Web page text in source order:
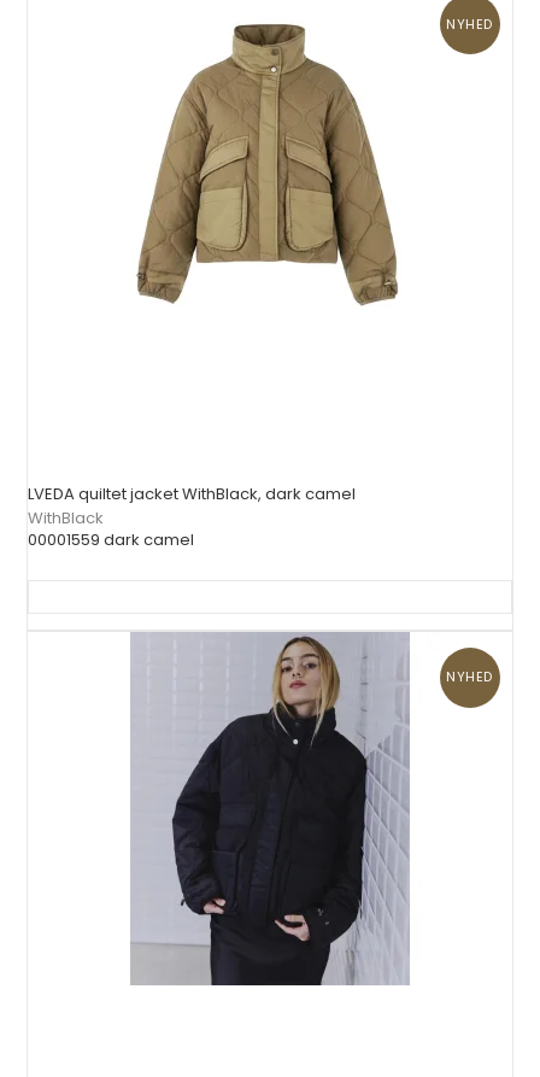
NYHED
LVEDA quiltet jacket WithBlack, dark camel
WithBlack
00001559 dark camel
NYHED